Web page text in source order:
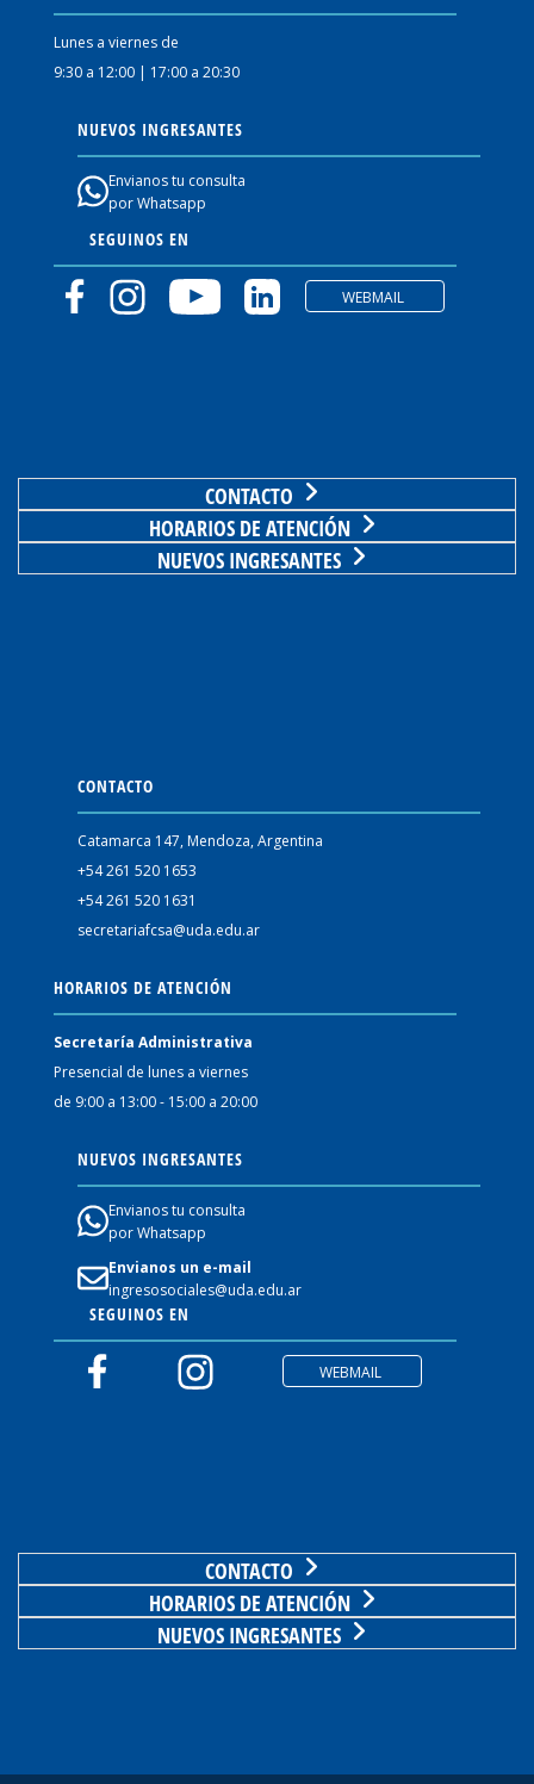
Lunes a viernes de
9:30 a 12:00 | 17:00 a 20:30
NUEVOS INGRESANTES
Envianos tu consulta
por Whatsapp
SEGUINOS EN
WEBMAIL
CONTACTO
HORARIOS DE ATENCIÓN
NUEVOS INGRESANTES
CONTACTO
Catamarca 147, Mendoza, Argentina
+54 261 520 1653
+54 261 520 1631
secretariafcsa@uda.edu.ar
HORARIOS DE ATENCIÓN
Secretaría Administrativa
Presencial de lunes a viernes
de 9:00 a 13:00 - 15:00 a 20:00
NUEVOS INGRESANTES
Envianos tu consulta
por Whatsapp
Envianos un e-mail
ingresosociales@uda.edu.ar
SEGUINOS EN
WEBMAIL
CONTACTO
HORARIOS DE ATENCIÓN
NUEVOS INGRESANTES